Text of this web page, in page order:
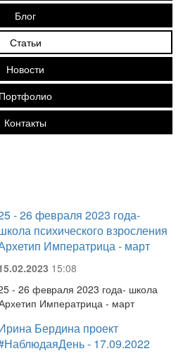
Блог
Статьи
Новости
Портфолио
Контакты
- 26 февраля 2023 года-
психического взросления
Императрица - март
15:08
- 26 февраля 2023 года- школа
Императрица - март
Бердина проект
- 17.09.2022